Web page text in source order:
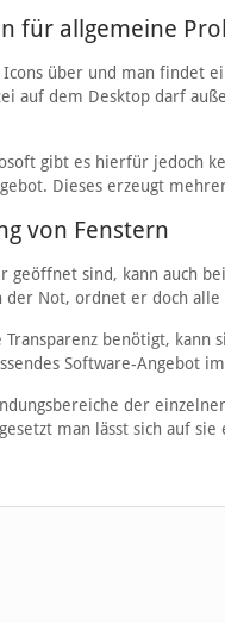
für allgemeine
über und man findet
auf dem Desktop darf
gibt es hierfür jedoch
Dieses erzeugt
von Fenstern
geöffnet sind, kann auch
Not, ordnet er doch alle
benötigt, kann
Software-Angebot
der
man lässt sich auf sie